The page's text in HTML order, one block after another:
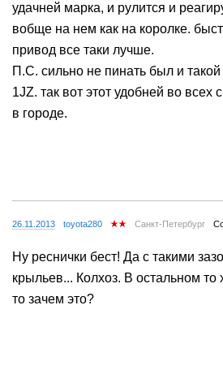
удачней марка, и рулится и
вобще на нем как на королке.
привод все таки лучше.
П.С. сильно не пинать был и такой
1JZ. так вот этот удобней во всех
в городе.
26.11.2013 toyota280 Санкт-Петербург
Ну реснички бест! Да с такими
крыльев... Колхоз. В остальном то
то зачем это?